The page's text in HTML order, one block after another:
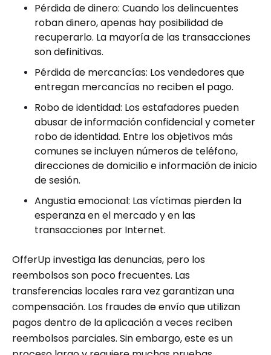
Pérdida de dinero: Cuando los delincuentes
roban dinero, apenas hay posibilidad de
recuperarlo. La mayoría de las transacciones
son definitivas.
Pérdida de mercancías: Los vendedores que
entregan mercancías no reciben el pago.
Robo de identidad: Los estafadores pueden
abusar de información confidencial y cometer
robo de identidad. Entre los objetivos más
comunes se incluyen números de teléfono,
direcciones de domicilio e información de inicio
de sesión.
Angustia emocional: Las víctimas pierden la
esperanza en el mercado y en las
transacciones por Internet.
OfferUp investiga las denuncias, pero los
reembolsos son poco frecuentes. Las
transferencias locales rara vez garantizan una
compensación. Los fraudes de envío que utilizan
pagos dentro de la aplicación a veces reciben
reembolsos parciales. Sin embargo, este es un